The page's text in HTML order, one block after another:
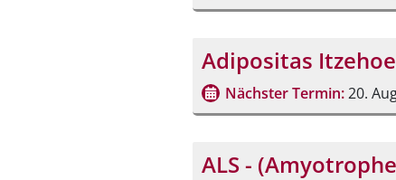
Adipositas Itzehoe
Nächster Termin:20.
ALS -